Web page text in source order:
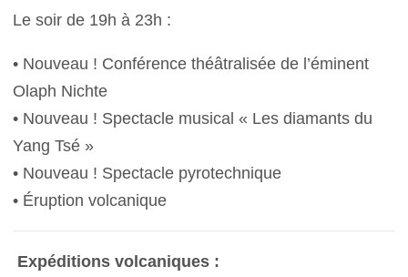
Le soir de 19h à 23h :
• Nouveau ! Conférence théâtralisée de l’éminent
Olaph Nichte
• Nouveau ! Spectacle musical « Les diamants du
Yang Tsé »
• Nouveau ! Spectacle pyrotechnique
• Éruption volcanique
Expéditions volcaniques :